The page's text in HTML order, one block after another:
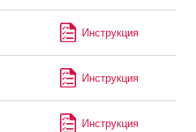
Инструкция
Инструкция
Инструкция